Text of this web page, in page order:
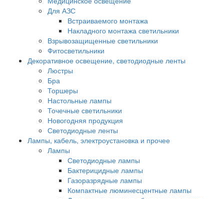
Для АЗС
Встраиваемого монтажа
Накладного монтажа светильники
Взрывозащищенные светильники
Фитосветильники
Декоративное освещение, светодиодные ленты
Люстры
Бра
Торшеры
Настольные лампы
Точечные светильники
Новогодняя продукция
Светодиодные ленты
Лампы, кабель, электроустановка и прочее
Лампы
Светодиодные лампы
Бактерицидные лампы
Газоразрядные лампы
Компактные люминесцентные лампы